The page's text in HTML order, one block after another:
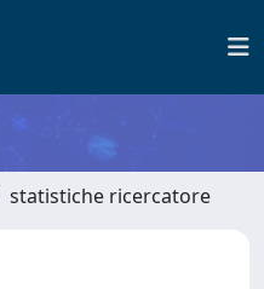
statistiche ricercatore